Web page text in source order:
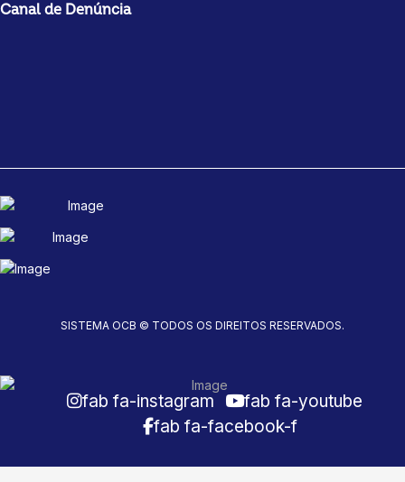
Canal de Denúncia
SISTEMA OCB © TODOS OS DIREITOS RESERVADOS.
fab fa-instagram
fab fa-youtube
fab fa-facebook-f